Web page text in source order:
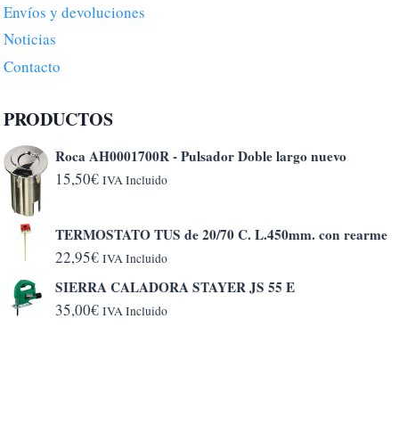
Envíos y devoluciones
Noticias
Contacto
PRODUCTOS
Roca AH0001700R - Pulsador Doble largo nuevo
15,50€ IVA Incluido
TERMOSTATO TUS de 20/70 C. L.450mm. con rearme
22,95€ IVA Incluido
SIERRA CALADORA STAYER JS 55 E
35,00€ IVA Incluido